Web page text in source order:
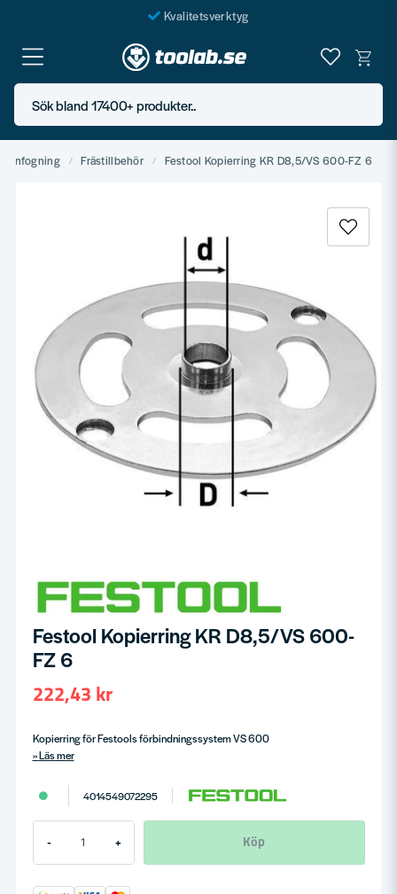
Kvalitetsverktyg
Fraktfritt över 999 SEK*
En järnhandel för alla
Butik i Göteborg
Sök bland 17400+ produkter..
Frästillbehör Festool Kopierring KR D8,5/VS 600-FZ 6
Festool Kopierring KR D8,5/VS 600-
FZ 6
222,43 kr
Kopierring för Festools förbindningssystem VS 600
Läs mer
4014549072295
- + Köp